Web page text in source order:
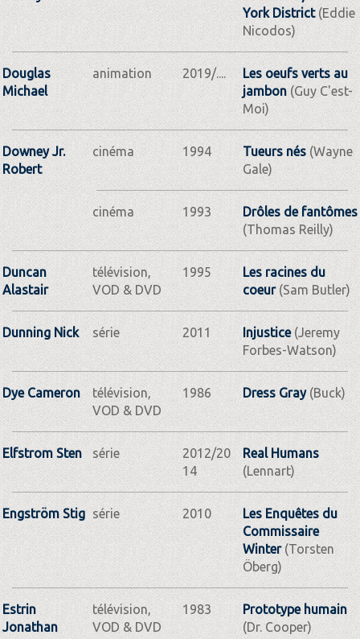
York District(Eddie
Nicodos)
Douglas
Michael
animation 2019/....
Les oeufs verts au
jambon(Guy C'est-
Moi)
Downey Jr.
Robert
cinéma 1994 Tueurs nés(Wayne
Gale)
cinéma 1993
Drôles de fantômes
(Thomas Reilly)
Duncan
Alastair
télévision,
VOD & DVD
1995
Les racines du
coeur(Sam Butler)
Dunning Nick série 2011 Injustice(Jeremy
Forbes-Watson)
Dye Cameron
télévision,
VOD & DVD
1986 Dress Gray(Buck)
Elfstrom Sten série
2012/20
14
Real Humans
(Lennart)
Engström Stig série 2010
Les Enquêtes du
Commissaire
Winter(Torsten
Öberg)
Estrin
Jonathan
télévision,
VOD & DVD
1983
Prototype humain
(Dr. Cooper)